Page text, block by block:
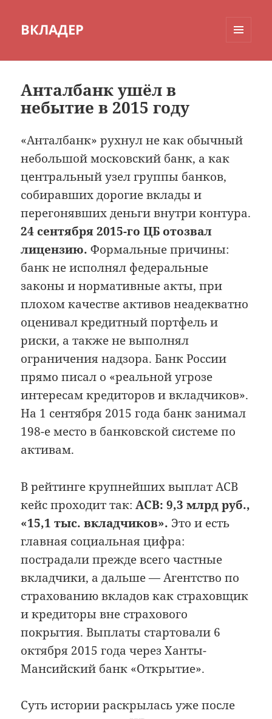
ВКЛАДЕР
Анталбанк ушёл в
небытие в 2015 году
«Анталбанк» рухнул не как обычный
небольшой московский банк, а как
центральный узел группы банков,
собиравших дорогие вклады и
перегонявших деньги внутри контура.
24 сентября 2015-го ЦБ отозвал
лицензию. Формальные причины:
банк не исполнял федеральные
законы и нормативные акты, при
плохом качестве активов неадекватно
оценивал кредитный портфель и
риски, а также не выполнял
ограничения надзора. Банк России
прямо писал о «реальной угрозе
интересам кредиторов и вкладчиков».
На 1 сентября 2015 года банк занимал
198-е место в банковской системе по
активам.
В рейтинге крупнейших выплат АСВ
кейс проходит так:АСВ: 9,3 млрд руб.,
«15,1 тыс. вкладчиков». Это и есть
главная социальная цифра:
пострадали прежде всего частные
вкладчики, а дальше — Агентство по
страхованию вкладов как страховщик
и кредиторы вне страхового
покрытия. Выплаты стартовали 6
октября 2015 года через Ханты-
Мансийский банк «Открытие».
Суть истории раскрылась уже после